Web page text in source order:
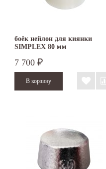
боёк нейлон для киянки
SIMPLEX 80 мм
7 700 ₽